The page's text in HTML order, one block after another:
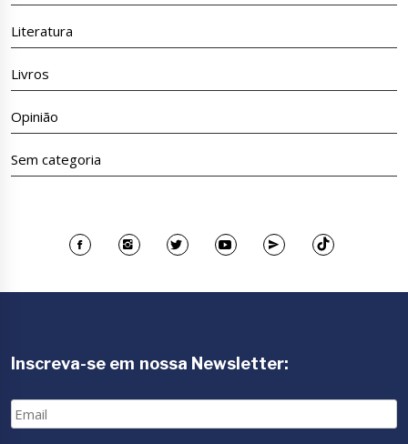
Literatura
Livros
Opinião
Sem categoria
Inscreva-se em nossa Newsletter:
Email